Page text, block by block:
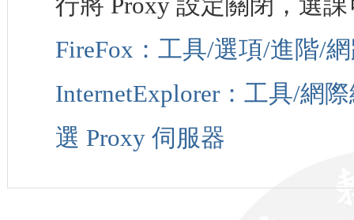
FireFox：工具/選項/進階/
InternetExplorer：工具/網
選 Proxy 伺服器